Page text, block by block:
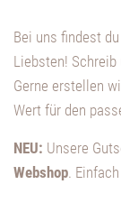
Bei uns findest
Liebsten!
Gerne erstellen
Wert für den
NEU: Unsere
Webshop.